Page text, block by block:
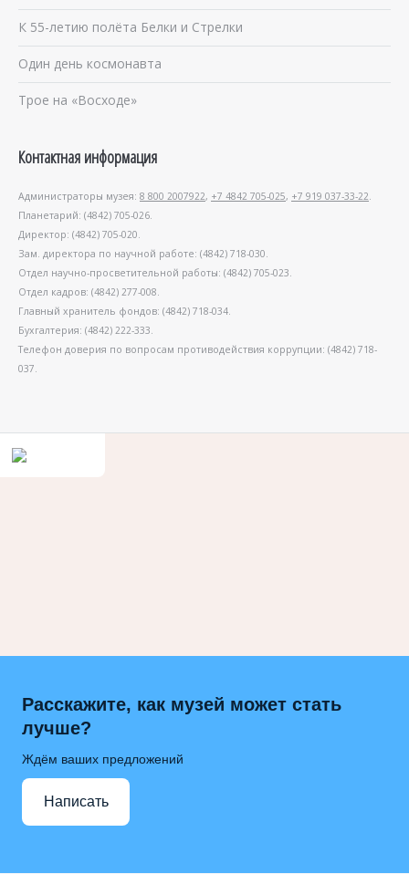
К 55-летию полёта Белки и Стрелки
Один день космонавта
Трое на «Восходе»
Контактная информация
Администраторы музея: 8 800 2007922, +7 4842 705-025, +7 919 037-33-22
Планетарий: (4842) 705-026.
Директор: (4842) 705-020.
Зам. директора по научной работе: (4842) 718-030.
Отдел научно-просветительной работы: (4842) 705-023.
Отдел кадров: (4842) 277-008.
Главный хранитель фондов: (4842) 718-034.
Бухгалтерия: (4842) 222-333.
Телефон доверия по вопросам противодействия коррупции: (4842) 718-
037.
Расскажите, как музей может стать
лучше?
Ждём ваших предложений
Написать